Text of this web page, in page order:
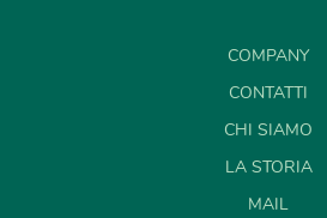
COMPANY
CONTATTI
CHI SIAMO
LA STORIA
MAIL